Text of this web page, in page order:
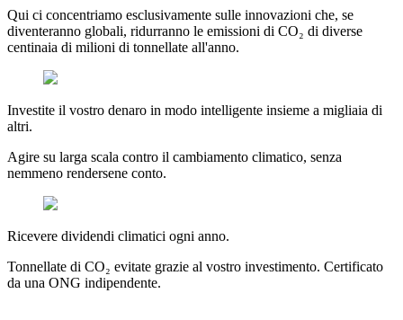
Qui ci concentriamo esclusivamente sulle innovazioni che, se
diventeranno globali, ridurranno le emissioni di CO₂ di diverse
centinaia di milioni di tonnellate all'anno.
Investite il vostro denaro in modo intelligente insieme a migliaia di
altri.
Agire su larga scala contro il cambiamento climatico, senza
nemmeno rendersene conto.
Ricevere dividendi climatici ogni anno.
Tonnellate di CO₂ evitate grazie al vostro investimento. Certificato
da una ONG indipendente.